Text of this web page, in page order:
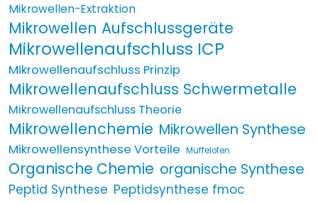
Mikrowellen-Extraktion
Mikrowellen Aufschlussgeräte
Mikrowellenaufschluss ICP
Mikrowellenaufschluss Prinzip
Mikrowellenaufschluss Schwermetalle
Mikrowellenaufschluss Theorie
Mikrowellenchemie Mikrowellen Synthese
Mikrowellensynthese Vorteile Muffelofen
Organische Chemie organische Synthese
Peptid Synthese Peptidsynthese fmoc